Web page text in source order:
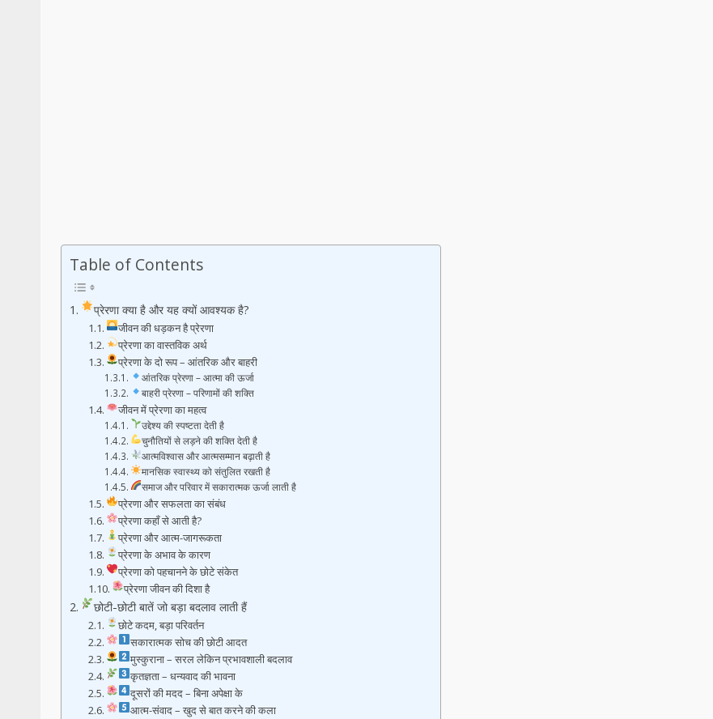
Table of Contents
प्रेरणा क्या है और यह क्यों आवश्यक है?
जीवन की धड़कन है प्रेरणा
प्रेरणा का वास्तविक अर्थ
प्रेरणा के दो रूप – आंतरिक और बाहरी
आंतरिक प्रेरणा – आत्मा की ऊर्जा
बाहरी प्रेरणा – परिणामों की शक्ति
जीवन में प्रेरणा का महत्व
उद्देश्य की स्पष्टता देती है
चुनौतियों से लड़ने की शक्ति देती है
आत्मविश्वास और आत्मसम्मान बढ़ाती है
मानसिक स्वास्थ्य को संतुलित रखती है
समाज और परिवार में सकारात्मक ऊर्जा लाती है
प्रेरणा और सफलता का संबंध
प्रेरणा कहाँ से आती है?
प्रेरणा और आत्म-जागरूकता
प्रेरणा के अभाव के कारण
प्रेरणा को पहचानने के छोटे संकेत
प्रेरणा जीवन की दिशा है
छोटी-छोटी बातें जो बड़ा बदलाव लाती हैं
छोटे कदम, बड़ा परिवर्तन
सकारात्मक सोच की छोटी आदत
मुस्कुराना – सरल लेकिन प्रभावशाली बदलाव
कृतज्ञता – धन्यवाद की भावना
दूसरों की मदद – बिना अपेक्षा के
आत्म-संवाद – खुद से बात करने की कला